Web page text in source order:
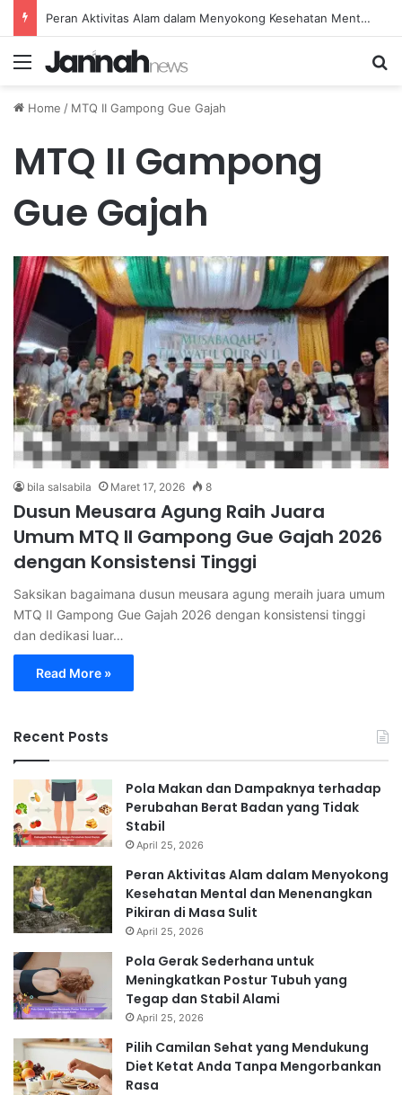
Peran Aktivitas Alam dalam Menyokong Kesehatan Mental dan Menenangkan Pikiran di Masa Sulit
Menu
Home / MTQ II Gampong Gue Gajah
MTQ II Gampong
Gue Gajah
bila salsabila Maret 17, 2026 8
Dusun Meusara Agung Raih Juara
Umum MTQ II Gampong Gue Gajah 2026
dengan Konsistensi Tinggi
Saksikan bagaimana dusun meusara agung meraih juara umum
MTQ II Gampong Gue Gajah 2026 dengan konsistensi tinggi
dan dedikasi luar…
Read More »
Recent Posts
Pola Makan dan Dampaknya terhadap
Perubahan Berat Badan yang Tidak
Stabil
April 25, 2026
Peran Aktivitas Alam dalam Menyokong
Kesehatan Mental dan Menenangkan
Pikiran di Masa Sulit
April 25, 2026
Pola Gerak Sederhana untuk
Meningkatkan Postur Tubuh yang
Tegap dan Stabil Alami
April 25, 2026
Pilih Camilan Sehat yang Mendukung
Diet Ketat Anda Tanpa Mengorbankan
Rasa